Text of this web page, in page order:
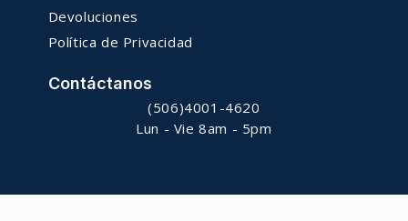
Devoluciones
Política de Privacidad
Contáctanos
(506)4001-4620
Lun - Vie 8am - 5pm